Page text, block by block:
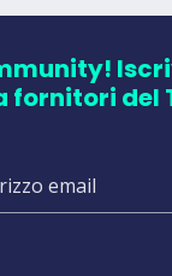
fornitori del